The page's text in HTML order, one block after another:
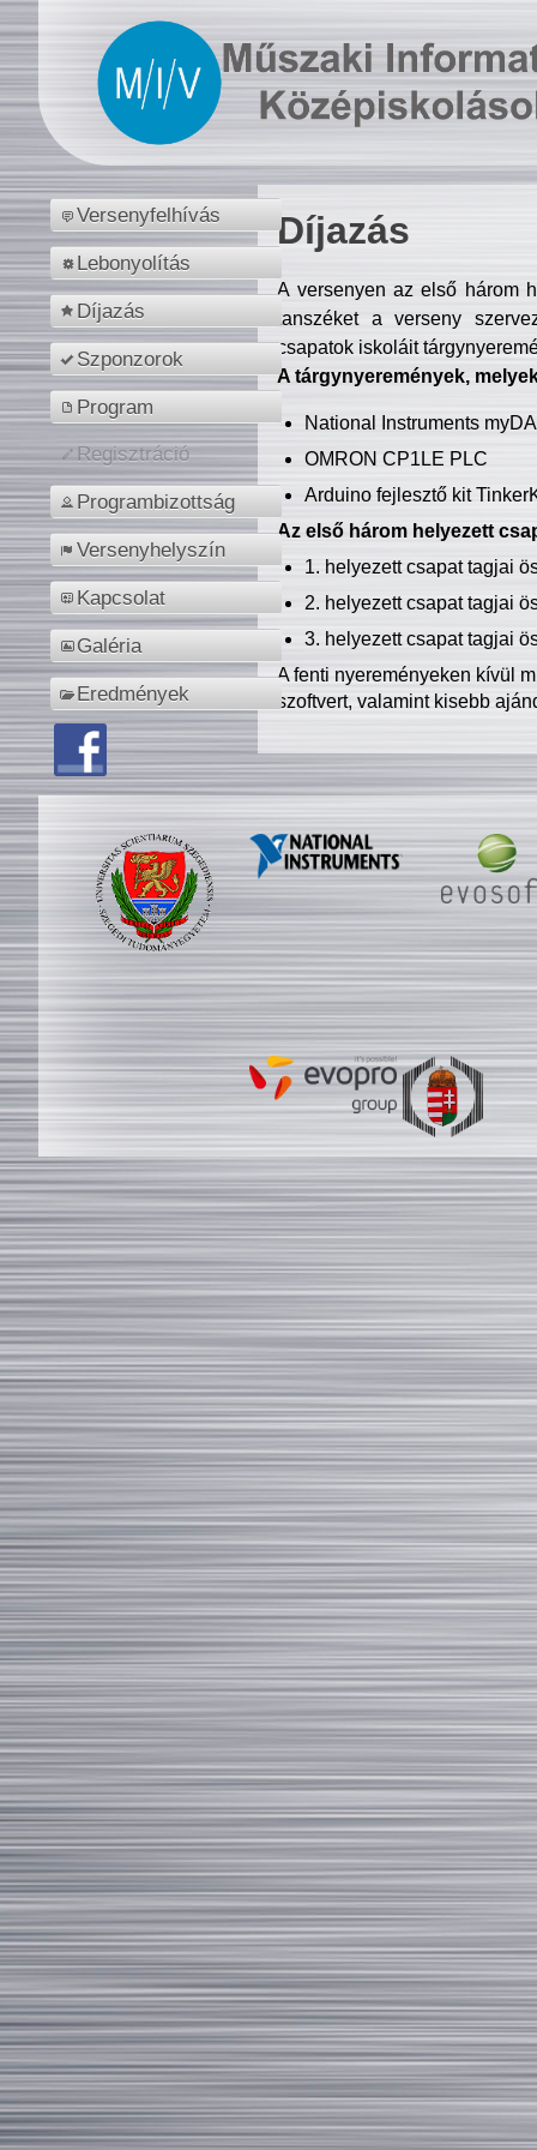
Versenyfelhívás
Lebonyolítás
Díjazás
Szponzorok
Program
Regisztráció
Programbizottság
Versenyhelyszín
Kapcsolat
Galéria
Eredmények
Díjazás
A versenyen az első három
tanszéket a verseny
csapatok iskoláit
A tárgynyeremények,
National Instruments
OMRON CP1LE PLC
Arduino fejlesztő kit
Az első három helyezett
1. helyezett csapat tagjai
2. helyezett csapat tagjai
3. helyezett csapat tagjai
A fenti nyereményeken kívül
szoftvert, valamint kisebb